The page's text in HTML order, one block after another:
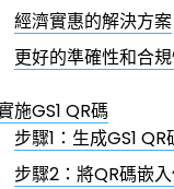
經濟實惠的解決方案
更好的準確性和合
施GS1 QR碼
步驟1：生成GS1 QR
步驟2：將QR碼嵌